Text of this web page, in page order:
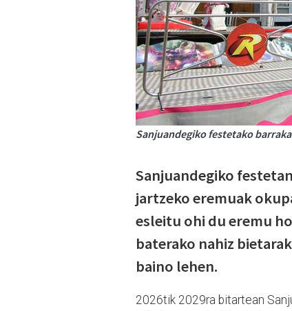
Sanjuandegiko festetako
Sanjuandegiko
jartzeko eremuak
esleitu ohi du eremu
baterako nahiz
baino lehen.
2026tik 2029ra bitartean